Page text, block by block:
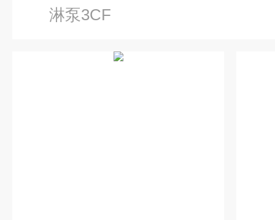
淋泵3CF